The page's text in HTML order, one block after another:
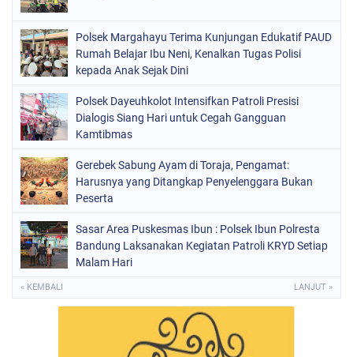
Polsek Margahayu Terima Kunjungan Edukatif PAUD
Rumah Belajar Ibu Neni, Kenalkan Tugas Polisi
kepada Anak Sejak Dini
Polsek Dayeuhkolot Intensifkan Patroli Presisi
Dialogis Siang Hari untuk Cegah Gangguan
Kamtibmas
Gerebek Sabung Ayam di Toraja, Pengamat:
Harusnya yang Ditangkap Penyelenggara Bukan
Peserta
Sasar Area Puskesmas Ibun : Polsek Ibun Polresta
Bandung Laksanakan Kegiatan Patroli KRYD Setiap
Malam Hari
« KEMBALI LANJUT »